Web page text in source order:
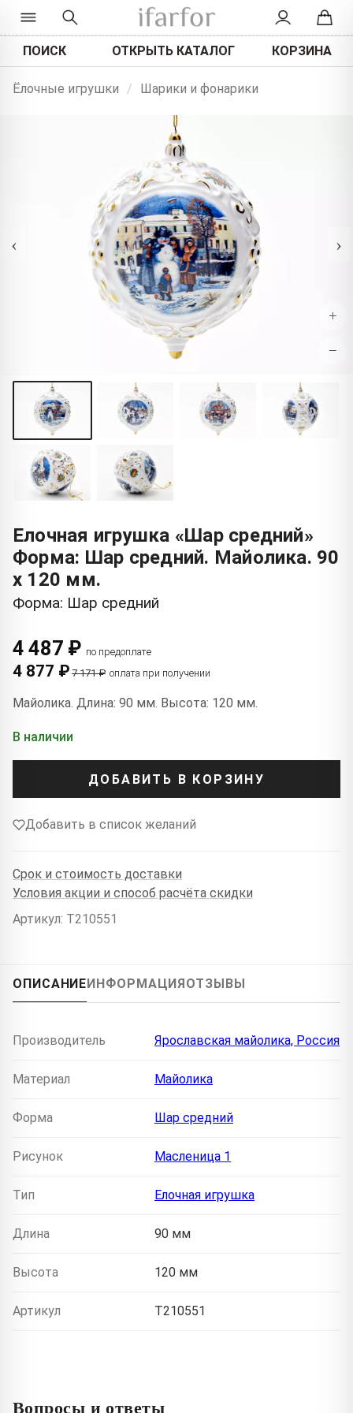
ПОИСК ОТКРЫТЬ КАТАЛОГ КОРЗИНА
Ёлочные игрушки / Шарики и фонарики
‹ ›
+
−
Елочная игрушка «Шар средний»
Форма: Шар средний. Майолика. 90
x 120 мм.
Форма: Шар средний
4 487 ₽ по предоплате
4 877 ₽ 7 171 ₽ оплата при получении
Майолика. Длина: 90 мм. Высота: 120 мм.
В наличии
ДОБАВИТЬ В КОРЗИНУ
Добавить в список желаний
Срок и стоимость доставки
Условия акции и способ расчёта скидки
Артикул: T210551
ОПИСАНИЕИНФОРМАЦИЯОТЗЫВЫ
Производитель Ярославская майолика, Россия
Материал Майолика
Форма Шар средний
Рисунок Масленица 1
Тип Елочная игрушка
Длина 90 мм
Высота 120 мм
Артикул T210551
Вопросы и ответы